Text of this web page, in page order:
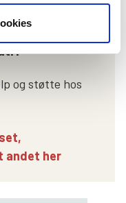
og støtte hos
andet her